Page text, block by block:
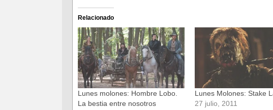
Facebook
(Se
abre
en
una
ventana
nueva)
Twitter
(Se
abre
en
una
ventana
nueva)
Relacionado
Lunes molones: Hombre Lobo.
La bestia entre nosotros
Lunes Molones: Stake
27 julio, 2011